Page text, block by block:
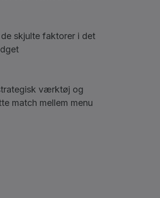
skjulte faktorer i det
værktøj og
match mellem menu